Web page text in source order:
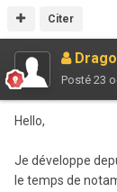
Citer
Posté 23
Hello,
Je développe
le temps de